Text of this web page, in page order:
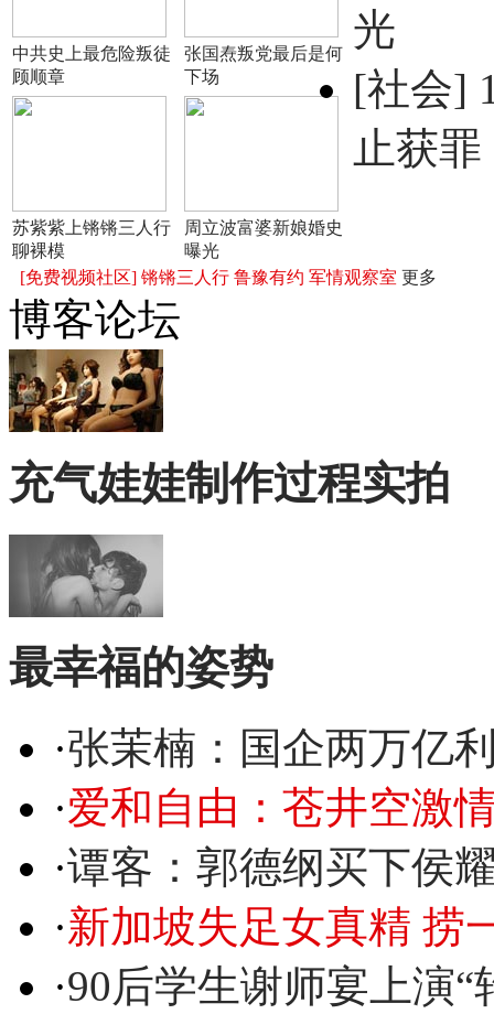
中共史上最危险叛徒
顾顺章
张国焘叛党最后是何
下场
苏紫紫上锵锵三人行
聊裸模
周立波富婆新娘婚史
曝光
光
[社会]
止获罪
[免费视频社区] 锵锵三人行 鲁豫有约 军情观察室 更多
博客论坛
充气娃娃制作过程实拍
最幸福的姿势
·张茉楠：国企两万亿
·爱和自由：苍井空激
·谭客：郭德纲买下侯
·新加坡失足女真精 捞
·90后学生谢师宴上演“